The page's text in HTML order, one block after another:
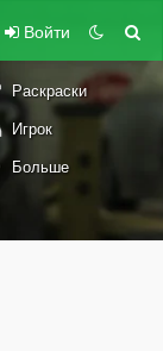
Войти
Раскраски
Игрок
Больше